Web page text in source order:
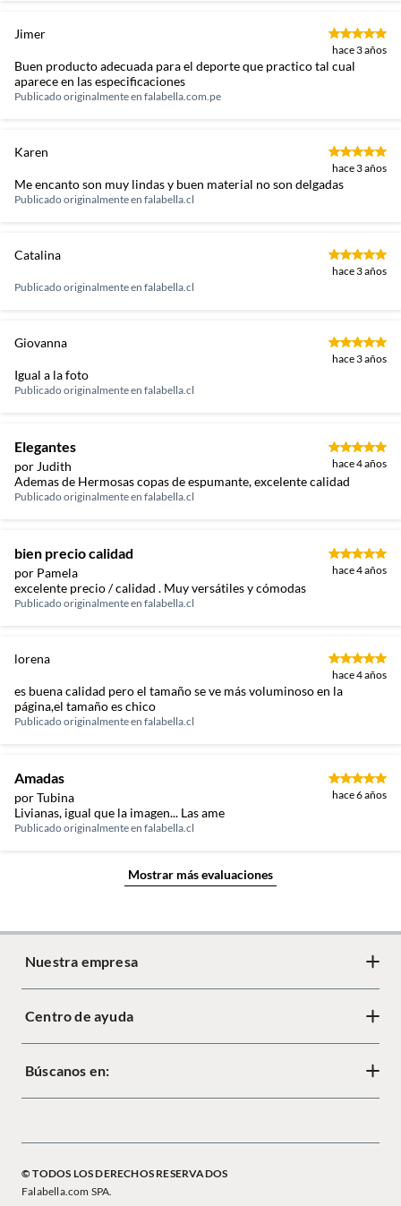
Jimer
hace 3 años
Buen producto adecuada para el deporte que practico tal cual
aparece en las especificaciones
Publicado originalmente en falabella.com.pe
Karen
hace 3 años
Me encanto son muy lindas y buen material no son delgadas
Publicado originalmente en falabella.cl
Catalina
hace 3 años
Publicado originalmente en falabella.cl
Giovanna
hace 3 años
Igual a la foto
Publicado originalmente en falabella.cl
Elegantes
por Judith hace 4 años
Ademas de Hermosas copas de espumante, excelente calidad
Publicado originalmente en falabella.cl
bien precio calidad
por Pamela hace 4 años
excelente precio / calidad . Muy versátiles y cómodas
Publicado originalmente en falabella.cl
lorena
hace 4 años
es buena calidad pero el tamaño se ve más voluminoso en la
página,el tamaño es chico
Publicado originalmente en falabella.cl
Amadas
por Tubina hace 6 años
Livianas, igual que la imagen... Las ame
Publicado originalmente en falabella.cl
Mostrar más evaluaciones
Nuestra empresa
Acerca de Crate
Centro de ayuda
Cambios y devoluciones
Política de cookies
Política de privacidad
Búscanos en:
© TODOS LOS DERECHOS RESERVADOS
Falabella.com SPA.